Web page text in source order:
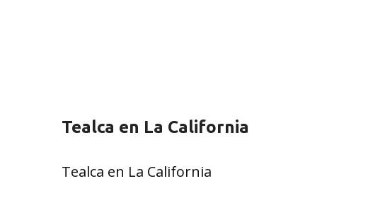
Tealca en La California
Tealca en La California